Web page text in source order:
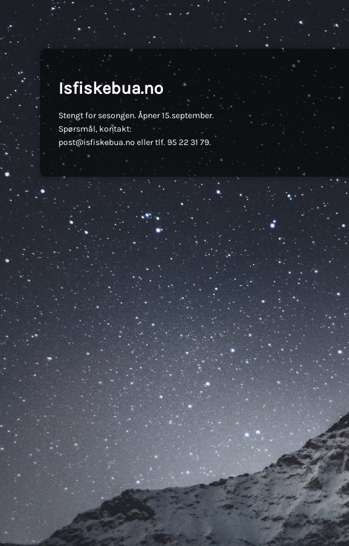
Isfiskebua.no
Stengt for sesongen. Åpner 15.september.
Spørsmål, kontakt:
post@isfiskebua.no eller tlf. 95 22 31 79.